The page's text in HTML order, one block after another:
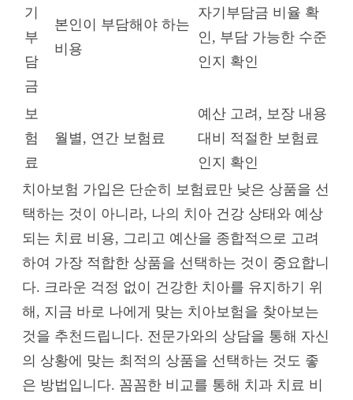
기
부
담
금
본인이 부담해야 하는
비용
자기부담금 비율 확
인, 부담 가능한 수준
인지 확인
보
험
료
월별, 연간 보험료
예산 고려, 보장 내용
대비 적절한 보험료
인지 확인
치아보험 가입은 단순히 보험료만 낮은 상품을 선
택하는 것이 아니라, 나의 치아 건강 상태와 예상
되는 치료 비용, 그리고 예산을 종합적으로 고려
하여 가장 적합한 상품을 선택하는 것이 중요합니
다. 크라운 걱정 없이 건강한 치아를 유지하기 위
해, 지금 바로 나에게 맞는 치아보험을 찾아보는
것을 추천드립니다. 전문가와의 상담을 통해 자신
의 상황에 맞는 최적의 상품을 선택하는 것도 좋
은 방법입니다. 꼼꼼한 비교를 통해 치과 치료 비